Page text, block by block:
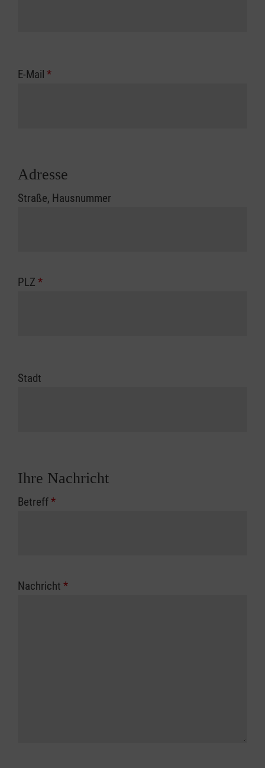
E-Mail *
Adresse
Straße, Hausnummer
PLZ *
Stadt
Ihre Nachricht
Betreff*
Nachricht *